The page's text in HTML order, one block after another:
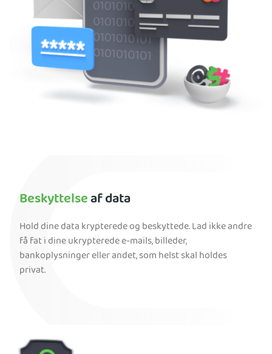
Beskyttelseaf data
Hold dine data krypterede og beskyttede. Lad ikke andre
få fat i dine ukrypterede e-mails, billeder,
bankoplysninger eller andet, som helst skal holdes
privat.